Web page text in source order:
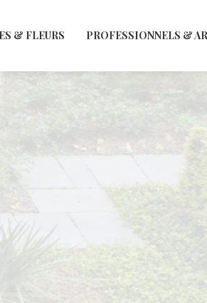
& FLEURS PROFESSIONNELS &